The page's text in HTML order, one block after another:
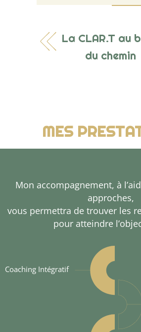
La CLAR.T au
du chemin
MES
Mon accompagnement, à
approches,
vous permettra de trouver les
pour atteindre
Coaching Intégratif